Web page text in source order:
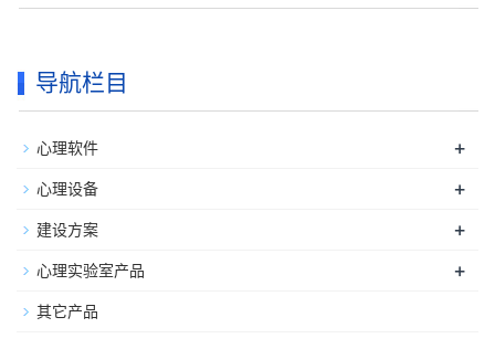
导航栏目
心理软件 +
心理设备 +
建设方案 +
心理实验室产品 +
其它产品